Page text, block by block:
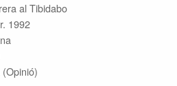
al Tibidabo
1992